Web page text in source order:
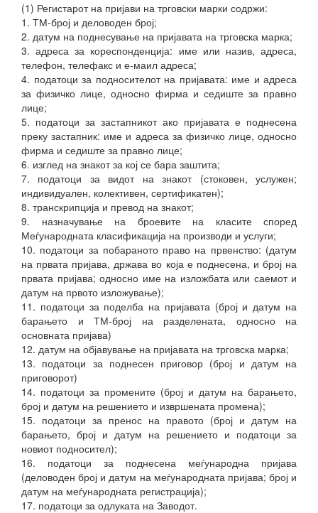
(1) Регистарот на пријави на трговски марки содржи:
1. ТМ-број и деловоден број;
2. датум на поднесување на пријавата на трговска марка;
3. адреса за кореспонденција: име или назив, адреса,
телефон, телефакс и е-маил адреса;
4. податоци за подносителот на пријавата: име и адреса
за физичко лице, односно фирма и седиште за правно
лице;
5. податоци за застапникот ако пријавата е поднесена
преку застапник: име и адреса за физичко лице, односно
фирма и седиште за правно лице;
6. изглед на знакот за кој се бара заштита;
7. податоци за видот на знакот (стоковен, услужен;
индивидуален, колективен, сертификатен);
8. транскрипција и превод на знакот;
9. назначување на броевите на класите според
Меѓународната класификација на производи и услуги;
10. податоци за побараното право на првенство: (датум
на првата пријава, држава во која е поднесена, и број на
првата пријава; односно име на изложбата или саемот и
датум на првото изложување);
11. податоци за поделба на пријавата (број и датум на
барањето и ТМ-број на разделената, односно на
основната пријава)
12. датум на објавување на пријавата на трговска марка;
13. податоци за поднесен приговор (број и датум на
приговорот)
14. податоци за промените (број и датум на барањето,
број и датум на решението и извршената промена);
15. податоци за пренос на правото (број и датум на
барањето, број и датум на решението и податоци за
новиот подносител);
16. податоци за поднесена меѓународна пријава
(деловоден број и датум на меѓународната пријава; број и
датум на меѓународната регистрација);
17. податоци за одлуката на Заводот.